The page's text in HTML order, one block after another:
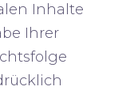
Inhalte
Ihrer